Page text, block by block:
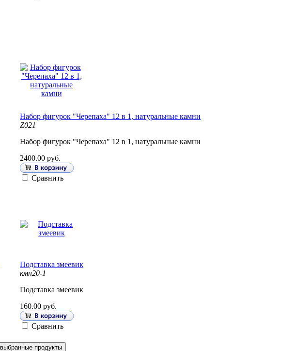
Набор фигурок "Черепаха" 12 в 1, натуральные камни
Z021
Набор фигурок "Черепаха" 12 в 1, натуральные камни
2400.00 руб.
Сравнить
Подставка змеевик
кмн20-1
Подставка змеевик
160.00 руб.
Сравнить